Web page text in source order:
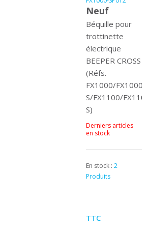
Neuf
Béquille pour
trottinette
électrique
BEEPER CROSS
(Réfs.
FX1000/FX1000-
S/FX1100/FX1100-
S)
Derniers articles
en stock
En stock : 2
Produits
TTC